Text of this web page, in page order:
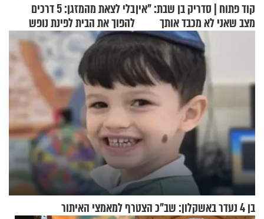
קוד פתוח | סדריק בן שבת: "אין
מצב שאני לא מכבד אותך
בבוקר בהנחת תפילין"
בלי לצאת מהמזגן: 5 דרכים
להפוך את הבית לפינת נופש
מעוצבת
בן 4 נעדר באשקלון: שב"כ הצטרף למאמצי האיתור